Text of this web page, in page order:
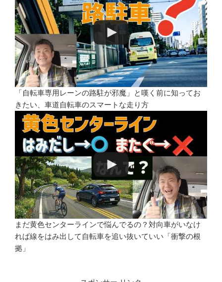
「自転車専用レーンの路駐が邪魔」と嘆く前に知ってお
きたい、車道自転車のスマートな走り方
まだ黄色センターラインで悩んでるの？対向車がいなけ
れば線をはみ出して自転車を追い抜いていい「衝撃の根
拠」